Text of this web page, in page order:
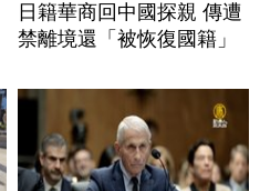
日籍華商回中國探親 傳遭
禁離境還「被恢復國籍」